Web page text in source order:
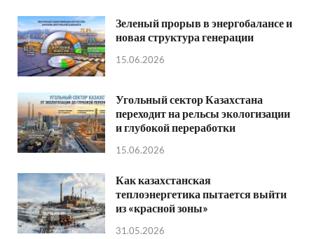
Зеленый прорыв в энергобалансе и
новая структура генерации
15.06.2026
Угольный сектор Казахстана
переходит на рельсы экологизации
и глубокой переработки
15.06.2026
Как казахстанская
теплоэнергетика пытается выйти
из «красной зоны»
31.05.2026